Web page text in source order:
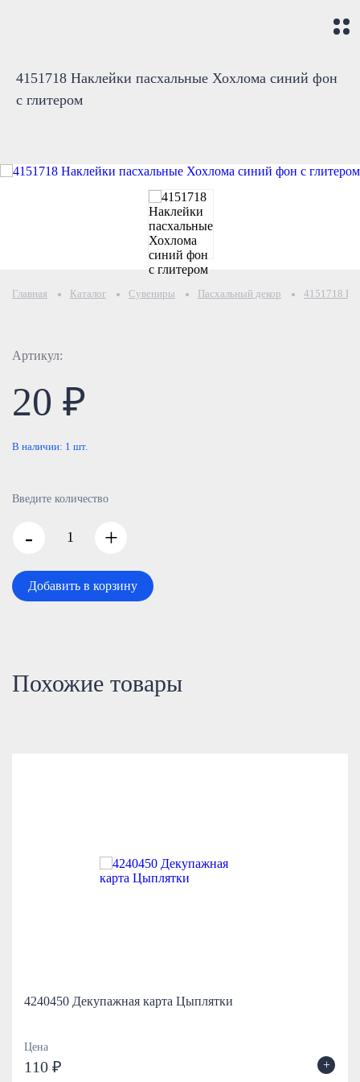
4151718 Наклейки пасхальные Хохлома синий фон
с глитером
Главная Каталог Сувениры Пасхальный декор 4151718
Артикул:
20 ₽
В наличии: 1 шт.
Введите количество
- +
Добавить в корзину
Похожие товары
4240450 Декупажная карта Цыплятки
Цена
110 ₽ +